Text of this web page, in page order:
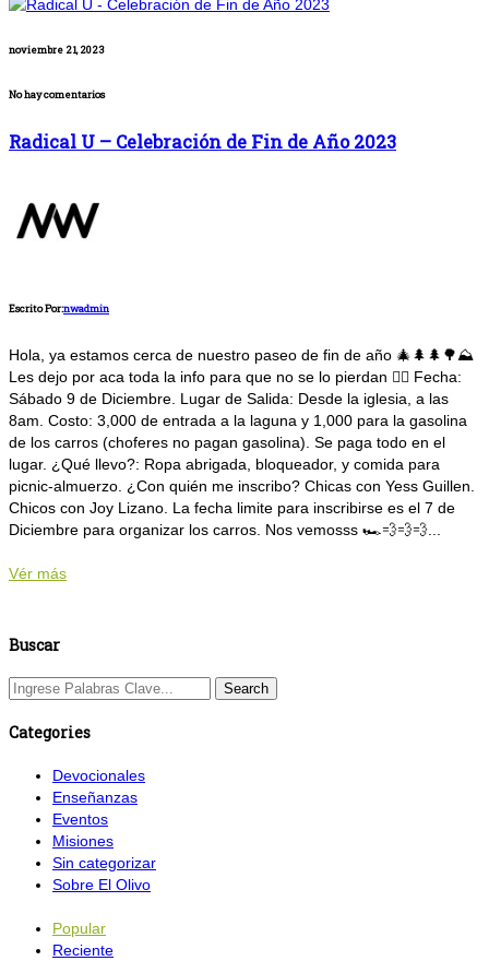
noviembre 21, 2023
No hay comentarios
Radical U – Celebración de Fin de Año 2023
Escrito Por:nwadmin
Hola, ya estamos cerca de nuestro paseo de fin de año 🎄🌲🌲🌳⛰️
Les dejo por aca toda la info para que no se lo pierdan 👇🏼 Fecha:
Sábado 9 de Diciembre. Lugar de Salida: Desde la iglesia, a las
8am. Costo: 3,000 de entrada a la laguna y 1,000 para la gasolina
de los carros (choferes no pagan gasolina). Se paga todo en el
lugar. ¿Qué llevo?: Ropa abrigada, bloqueador, y comida para
picnic-almuerzo. ¿Con quién me inscribo? Chicas con Yess Guillen.
Chicos con Joy Lizano. La fecha limite para inscribirse es el 7 de
Diciembre para organizar los carros. Nos vemosss 🏎️💨💨💨...
Vér más
Buscar
Categories
Devocionales
Enseñanzas
Eventos
Misiones
Sin categorizar
Sobre El Olivo
Popular
Reciente